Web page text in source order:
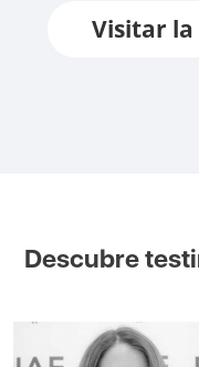
Visitar la
Descubre